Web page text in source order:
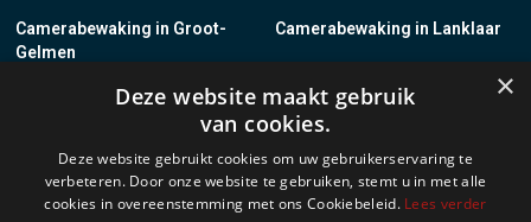
Camerabewaking in Groot-
Gelmen
Camerabewaking in Groot-
Camerabewaking in Grote-
Brogel
Camerabewaking in Lanklaar
Camerabewaking in Lauw
Camerabewaking in
Leopoldsburg
×
Deze website maakt gebruik
van cookies.
Deze website gebruikt cookies om uw gebruikerservaring te
verbeteren. Door onze website te gebruiken, stemt u in met alle
cookies in overeenstemming met ons Cookiebeleid. Lees verder